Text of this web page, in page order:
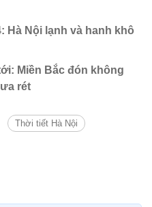
Hà Nội lạnh và hanh khô
Miền Bắc đón không
rét
Thời tiết Hà Nội